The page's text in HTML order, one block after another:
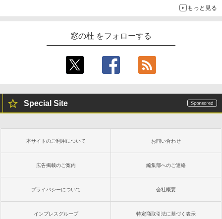
bデザイン入門講座［第2版］
非エンジニア 初心者 素人 でも安心 使い
方 マニュアル AI副業にもコンテンツ作成
にもKindle出版にも！ 非エンジニアのた
￥99
AIイラスト表現辞典: 思い通りの絵を引き
￥480
Kindle Paperwhite シグニチャーエディ
るさ自動調整、色調調節ライト、12週間
持続バッテリー、広告なし、メタリック
ブラック
￥27,980
ンチディスプレイ、色調調節ライト、12
週間持続バッテリー、広告なし、ブラッ
Amazon Kindle Colorsoft | 16GBストレ
ージ、防水、7インチカラーディスプレ
イ、色調調節ライト、最大8週間持続バッ
もっと見る
窓の杜 をフォローする
Special Site
本サイトのご利用について お問い合わせ
広告掲載のご案内 編集部へのご連絡
プライバシーについて 会社概要
インプレスグループ 特定商取引法に基づく表示